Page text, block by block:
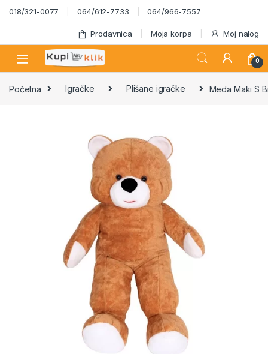
Skip to navigation
Skip to content
018/321-0077 064/612-7733 064/966-7557
Prodavnica Moja korpa Moj nalog
0
Početna Igračke Plišane igračke Meda Maki S